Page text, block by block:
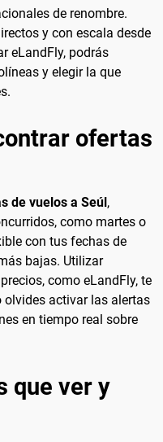
de renombre.
y con escala desde
eLandFly, podrás
y elegir la que
ofertas
de vuelos a Seúl ,
como martes o
con tus fechas de
bajas. Utilizar
como eLandFly, te
activar las alertas
en tiempo real sobre
que ver y